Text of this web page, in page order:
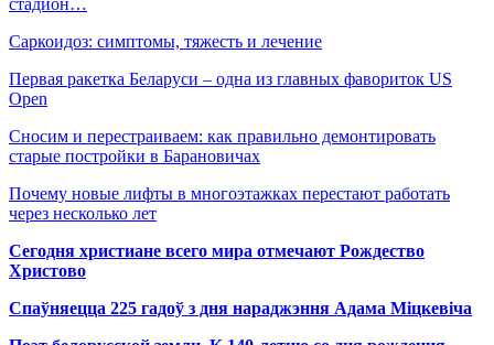
Саркоидоз: симптомы, тяжесть и лечение
Первая ракетка Беларуси – одна из главных фавориток US
Open
Сносим и перестраиваем: как правильно демонтировать
старые постройки в Барановичах
Почему новые лифты в многоэтажках перестают работать
через несколько лет
Сегодня христиане всего мира отмечают Рождество
Христово
Спаўняецца 225 гадоў з дня нараджэння Адама Міцкевіча